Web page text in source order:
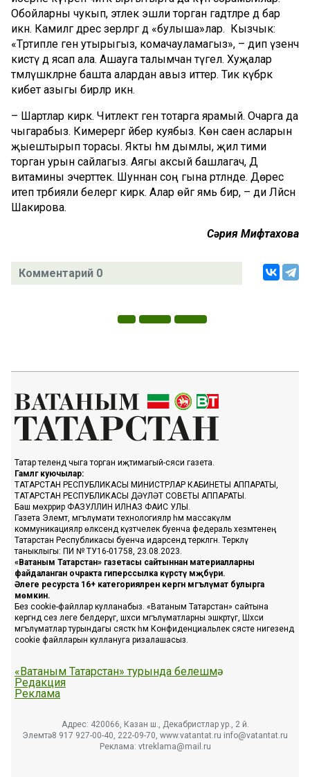
Обойларны чукып, этлек эшли торган гадәтләре дә бар
икән. Камиләгә дәрес әзерләргә дә «булыша»лар. Кызчык:
«Тәртипле генә утырыгыз, комачауламагыз», – дип үзенчә
кисәтү дә ясап ала. Ашауга талымчан түгел. Хуҗалар
тәмлүшкәләрне башта алардан авыз иттерә. Тик күбрәк
кибет азыгы бирәләр икән.
– Шартлар кирәк. Читлектә генә тотарга ярамый. Очарга да
чыгарабыз. Кимерергә әйбер куябыз. Көн саен асларын
җыештырып торасы. Якты һәм дымлы, җил тими
торган урын сайлагыз. Аягы аксый башлагач, Д
витамины эчерттек. Шуннан соң гына рәтләнде. Дөрес
итеп тәрбияли белергә кирәк. Алар өйгә ямь бирә, – ди Ләйсән
Шакирова.
Сәрия Мифтахова
Комментарий 0
Татар телендә чыга торган иҗтимагый-сәяси газета.
Гамәлгә куючылар:
ТАТАРСТАН РЕСПУБЛИКАСЫ МИНИСТРЛАР КАБИНЕТЫ АППАРАТЫ,
ТАТАРСТАН РЕСПУБЛИКАСЫ ДӘҮЛӘТ СОВЕТЫ АППАРАТЫ.
Баш мөхәррир ФАЗУЛЛИН ИЛНАЗ ФАИС УЛЫ.
Газета Элемтә, мәгълүмати технологияләр һәм массакүләм
коммуникацияләр өлкәсендә күзәтчелек буенча федераль хезмәтенең
Татарстан Республикасы буенча идарәсендә теркәлгән. Теркәлү
таныклыгы: ПИ № ТУ16-01758, 23.08.2023.
«Ватаным Татарстан» газетасы сайтыннан материалларны
файдаланган очракта гиперссылка күрсәтү мәҗбүри.
Әлеге ресурста 16+ категорияләренә кергән мәгълүмат булырга
мөмкин.
Без cookie-файллар кулланабыз. «Ватаным Татарстан» сайтына
кергәндә сез әлеге белдерүгә, шәхси мәгълүматларны эшкәртүгә, Шәхси
мәгълүматлар турындагы сәясәткә һәм Конфиденциальлек сәясәте нигезендә
cookie файлларын куллануга ризалашасыз.
«Ватаным Татарстан» турында белешмә
Редакция
Реклама
Адрес: 420066, Казан ш., Декабристлар ур., 2 й.
Элемтә: 8 917 927-00-40, 222-09-70, www.vatantat.ru info@vatantat.ru
Реклама: vtreklama@mail.ru